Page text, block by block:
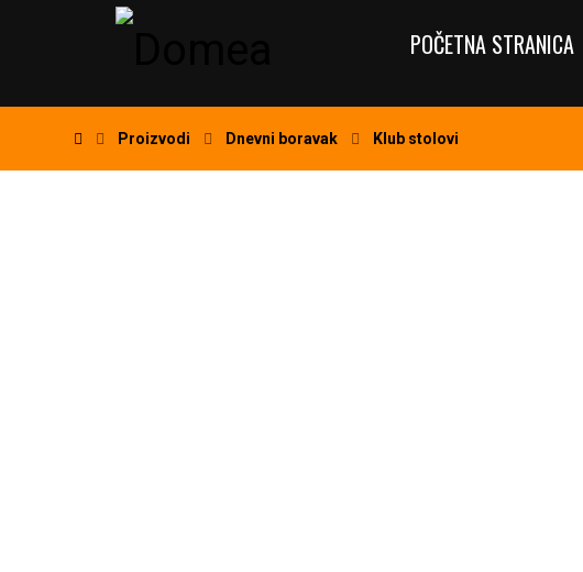
POČETNA STRANICA
Proizvodi Dnevni boravak Klub stolovi